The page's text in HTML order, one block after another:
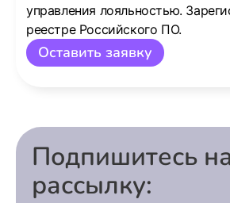
управления лояльностью.
реестре Российского ПО.
Оставить заявку
Подпишитесь
рассылку: